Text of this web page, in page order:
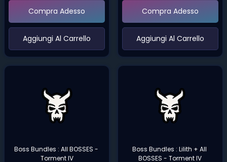
Compra Adesso
‌Aggiungi Al Carrello‌
Compra Adesso
‌Aggiungi Al Carrello‌
Boss Bundles : All BOSSES -
Torment IV
Boss Bundles : Lilith + All
BOSSES - Torment IV